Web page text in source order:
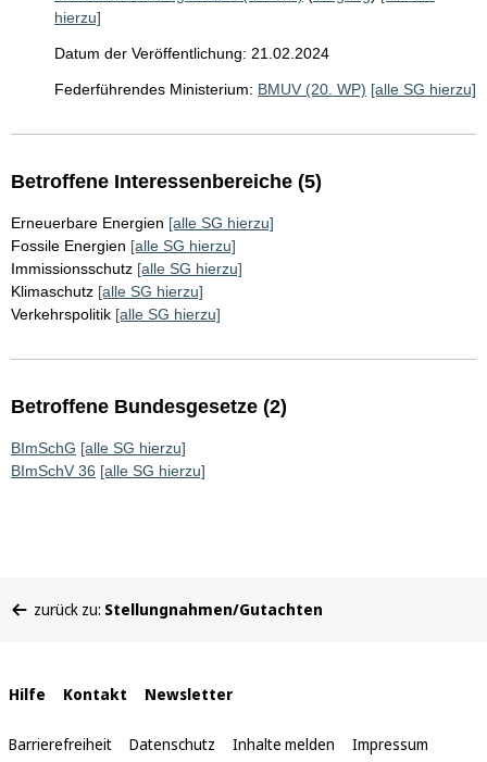
hierzu]
Datum der Veröffentlichung: 21.02.2024
Federführendes Ministerium: BMUV (20. WP) [alle SG hierzu]
Betroffene Interessenbereiche (5)
Erneuerbare Energien [alle SG hierzu]
Fossile Energien [alle SG hierzu]
Immissionsschutz [alle SG hierzu]
Klimaschutz [alle SG hierzu]
Verkehrspolitik [alle SG hierzu]
Betroffene Bundesgesetze (2)
BImSchG [alle SG hierzu]
BImSchV 36 [alle SG hierzu]
befinden
zurück zu: Stellungnahmen/Gutachten
Interne
Links
Hilfe Kontakt Newsletter
Barrierefreiheit Datenschutz Inhalte melden Impressum